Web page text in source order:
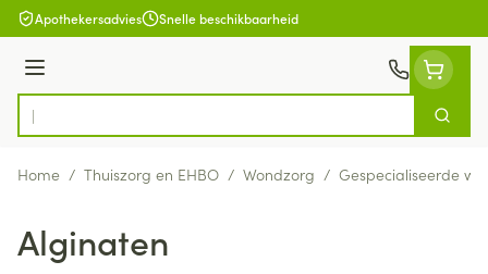
Ga naar de inhoud
Apothekersadvies Snelle beschikbaarheid
Menu
Product, merk, categorie...
Zoek
Home / Thuiszorg en EHBO / Wondzorg / Gespecialiseerde
Alginaten